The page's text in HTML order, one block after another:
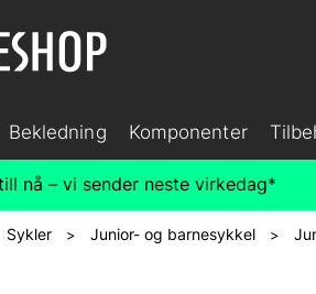
Bekledning Komponenter
nå – vi sender neste virkedag*
Sykler > Junior- og barnesykkel >